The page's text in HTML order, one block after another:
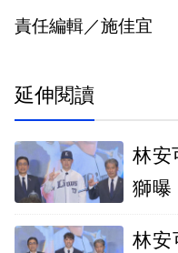
責任編輯／施佳宜
延伸閱讀
林安
獅
林安